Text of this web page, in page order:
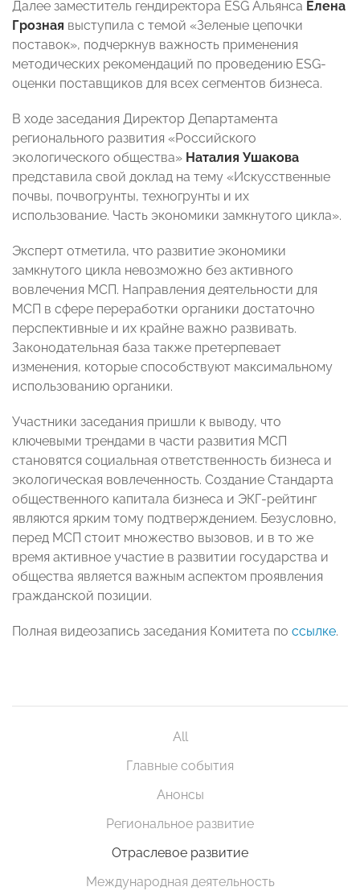
Далее заместитель гендиректора ESG Альянса Елена
Грозная выступила с темой «Зеленые цепочки
поставок», подчеркнув важность применения
методических рекомендаций по проведению ESG-
оценки поставщиков для всех сегментов бизнеса.
В ходе заседания Директор Департамента
регионального развития «Российского
экологического общества» Наталия Ушакова
представила свой доклад на тему «Искусственные
почвы, почвогрунты, техногрунты и их
использование. Часть экономики замкнутого цикла».
Эксперт отметила, что развитие экономики
замкнутого цикла невозможно без активного
вовлечения МСП. Направления деятельности для
МСП в сфере переработки органики достаточно
перспективные и их крайне важно развивать.
Законодательная база также претерпевает
изменения, которые способствуют максимальному
использованию органики.
Участники заседания пришли к выводу, что
ключевыми трендами в части развития МСП
становятся социальная ответственность бизнеса и
экологическая вовлеченность. Создание Стандарта
общественного капитала бизнеса и ЭКГ-рейтинг
являются ярким тому подтверждением. Безусловно,
перед МСП стоит множество вызовов, и в то же
время активное участие в развитии государства и
общества является важным аспектом проявления
гражданской позиции.
Полная видеозапись заседания Комитета по ссылке.
All
Главные события
Анонсы
Региональное развитие
Отраслевое развитие
Международная деятельность